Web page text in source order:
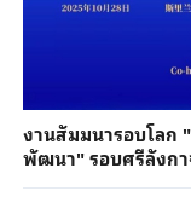
งานสัมมนารอบโลก
พัฒนา" รอบศรีลังก